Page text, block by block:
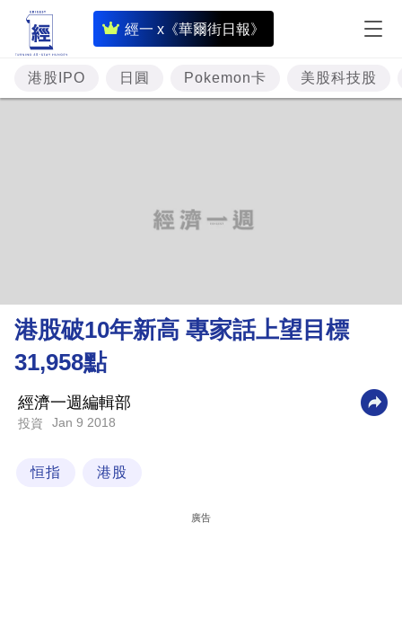
經一 x《華爾街日報》
即
時
財
經
理
財
業
科
港股IPO 日圓 Pokemon卡 美股科技股
港股破10年新高 專家話上望目標
31,958點
經濟一週編輯部
投資 Jan 9 2018
恒指 港股
廣告